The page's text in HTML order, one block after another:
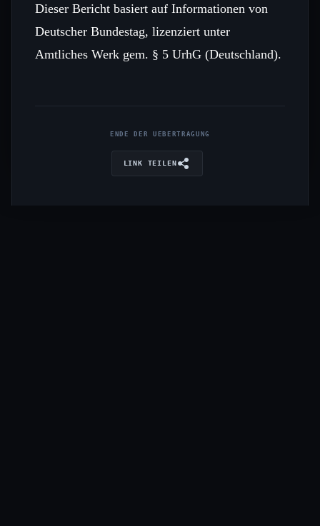
Dieser Bericht basiert auf Informationen von
Deutscher Bundestag, lizenziert unter
Amtliches Werk gem. § 5 UrhG (Deutschland).
ENDE DER UEBERTRAGUNG
LINK TEILEN